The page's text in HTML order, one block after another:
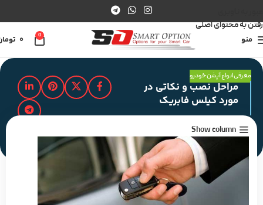
رفتن به محتوای اصلی
منو
0
معرفی انواع آپشن خودرو
مراحل نصب و نکاتی در
مورد کیلس فابریک
مدت زمان مطالعه : 2 دقیقه
Show column